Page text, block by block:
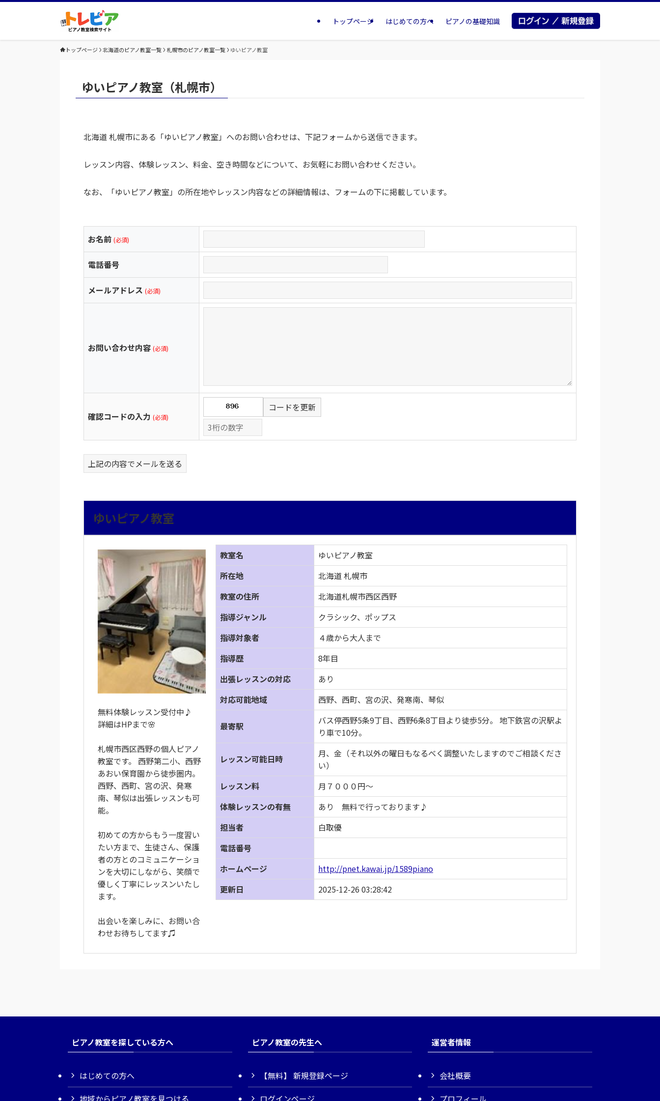
トップページ はじめての方へ ピアノの基礎知識
トップページ 北海道のピアノ教室一覧 札幌市のピアノ教室一覧 ゆいピアノ教室
ゆいピアノ教室（札幌市）
北海道 札幌市にある「ゆいピアノ教室」へのお問い合わせは、下記フォームから送信できます。
レッスン内容、体験レッスン、料金、空き時間などについて、お気軽にお問い合わせください。
なお、「ゆいピアノ教室」の所在地やレッスン内容などの詳細情報は、フォームの下に掲載しています。
お名前 (必須)
電話番号
メールアドレス (必須)
お問い合わせ内容 (必須)
確認コードの入力 (必須)
コードを更新
上記の内容でメールを送る
ゆいピアノ教室
無料体験レッスン受付中♪
詳細はHPまで🌸
札幌市西区西野の個人ピアノ
教室です。 西野第二小、西野
あおい保育園から徒歩圏内。
西野、西町、宮の沢、発寒
南、琴似は出張レッスンも可
能。
初めての方からもう一度習い
たい方まで、生徒さん、保護
者の方とのコミュニケーショ
ンを大切にしながら、笑顔で
優しく丁寧にレッスンいたし
ます。
出会いを楽しみに、お問い合
わせお待ちしてます♫
教室名
ゆいピアノ教室
所在地
北海道 札幌市
教室の住所
北海道札幌市西区西野
指導ジャンル
クラシック、ポップス
指導対象者
４歳から大人まで
指導歴
8年目
出張レッスンの対応
あり
対応可能地域
西野、西町、宮の沢、発寒南、琴似
最寄駅
バス停西野5条9丁目、西野6条8丁目より徒歩5分。 地下鉄宮の沢駅よ
り車で10分。
レッスン可能日時
月、金（それ以外の曜日もなるべく調整いたしますのでご相談くださ
い）
レッスン料
月７０００円～
体験レッスンの有無
あり 無料で行っております♪
担当者
白取優
電話番号
ホームページ
http://pnet.kawai.jp/1589piano
更新日
2025-12-26 03:28:42
ピアノ教室を探している方へ
はじめての方へ
地域からピアノ教室を見つける
ピアノ教室の先生へ
【無料】 新規登録ページ
ログインページ
運営者情報
会社概要
プロフィール